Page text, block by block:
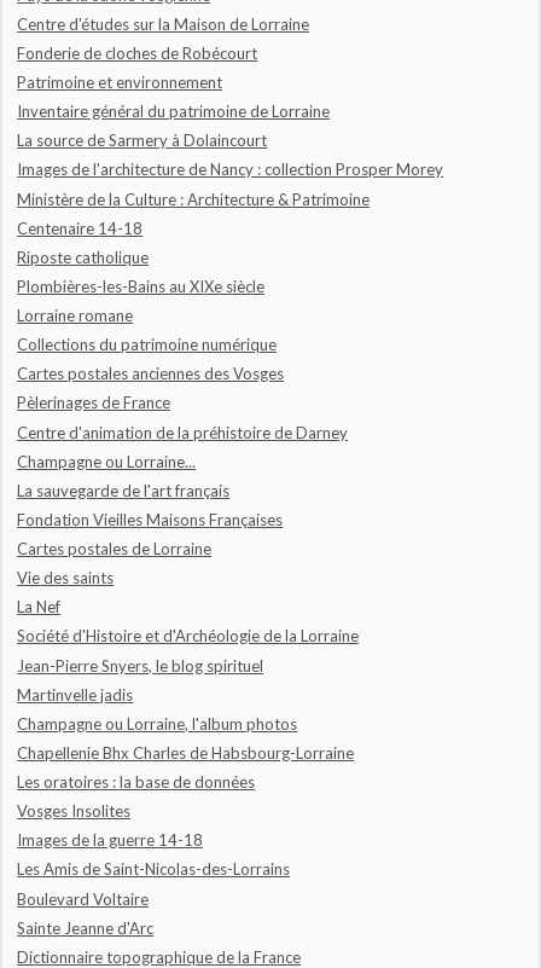
Centre d'études sur la Maison de Lorraine
Fonderie de cloches de Robécourt
Patrimoine et environnement
Inventaire général du patrimoine de Lorraine
La source de Sarmery à Dolaincourt
Images de l'architecture de Nancy : collection Prosper Morey
Ministère de la Culture : Architecture & Patrimoine
Centenaire 14-18
Riposte catholique
Plombières-les-Bains au XIXe siècle
Lorraine romane
Collections du patrimoine numérique
Cartes postales anciennes des Vosges
Pèlerinages de France
Centre d'animation de la préhistoire de Darney
Champagne ou Lorraine...
La sauvegarde de l'art français
Fondation Vieilles Maisons Françaises
Cartes postales de Lorraine
Vie des saints
La Nef
Société d'Histoire et d'Archéologie de la Lorraine
Jean-Pierre Snyers, le blog spirituel
Martinvelle jadis
Champagne ou Lorraine, l'album photos
Chapellenie Bhx Charles de Habsbourg-Lorraine
Les oratoires : la base de données
Vosges Insolites
Images de la guerre 14-18
Les Amis de Saint-Nicolas-des-Lorrains
Boulevard Voltaire
Sainte Jeanne d'Arc
Dictionnaire topographique de la France